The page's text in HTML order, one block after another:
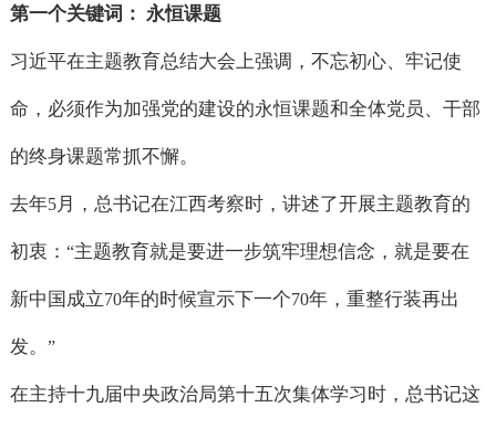
第一个关键词： 永恒课题
习近平在主题教育总结大会上强调，不忘初心、牢记使
命，必须作为加强党的建设的永恒课题和全体党员、干部
的终身课题常抓不懈。
去年5月，总书记在江西考察时，讲述了开展主题教育的
初衷： “主题教育就是要进一步筑牢理想信念，就是要在
新中国成立70年的时候宣示下一个70年，重整行装再出
发。 ”
在主持十九届中央政治局第十五次集体学习时，总书记这